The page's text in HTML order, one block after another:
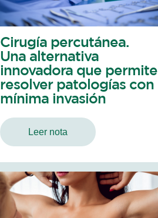
Cirugía percutánea.
Una alternativa
innovadora que permite
resolver patologías con
mínima invasión
Leer nota